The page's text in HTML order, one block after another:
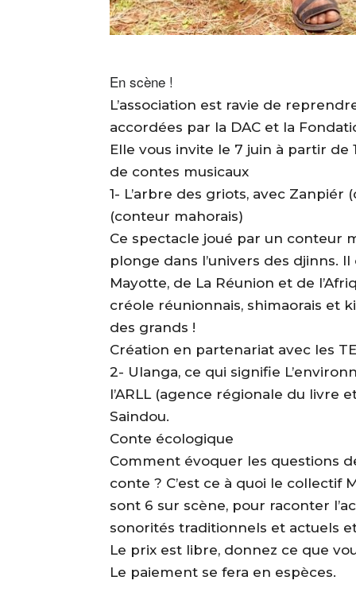
En scène !
L’association est ravie de
accordées par la DAC et la
Elle vous invite le 7 juin à partir de
de contes musicaux
1- L’arbre des griots, avec
(conteur mahorais)
Ce spectacle joué par un conteur
plonge dans l’univers des djinns.
Mayotte, de La Réunion et de
créole réunionnais, shimaorais et
des grands !
Création en partenariat avec les
2- Ulanga, ce qui signifie
l’ARLL (agence régionale du livre
Saindou.
Conte écologique
Comment évoquer les questions
conte ? C’est ce à quoi le collectif
sont 6 sur scène, pour raconter
sonorités traditionnels et actuels
Le prix est libre, donnez ce que
Le paiement se fera en espèces.